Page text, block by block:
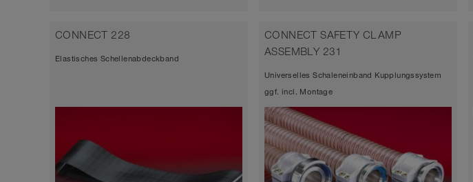
CONNECT 228
Elastisches Schellenabdeckband
CONNECT SAFETY CLAMP
ASSEMBLY 231
Universelles Schaleneinband Kupplungssystem
ggf. incl. Montage